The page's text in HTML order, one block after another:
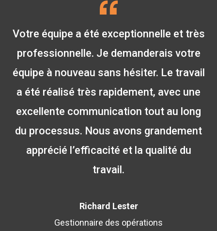
Votre équipe a été exceptionnelle et très
professionnelle. Je demanderais votre
équipe à nouveau sans hésiter. Le travail
a été réalisé très rapidement, avec une
excellente communication tout au long
du processus. Nous avons grandement
apprécié l’efficacité et la qualité du
travail.
Richard Lester
Gestionnaire des opérations